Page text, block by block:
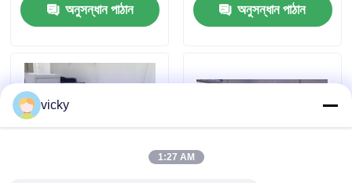
খবর
মামলা
টর্ক ডায়নামিটার
অনুসন্ধান পাঠান
অনুসন্ধান পাঠান
vicky
1:27 AM